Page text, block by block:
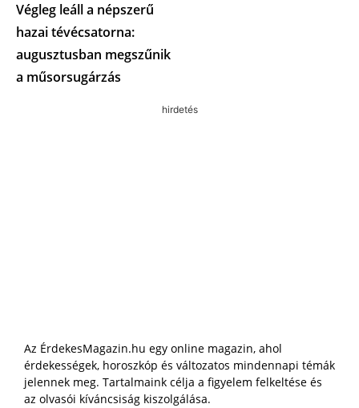
Végleg leáll a népszerű
hazai tévécsatorna:
augusztusban megszűnik
a műsorsugárzás
hirdetés
Az ÉrdekesMagazin.hu egy online magazin, ahol
érdekességek, horoszkóp és változatos mindennapi témák
jelennek meg. Tartalmaink célja a figyelem felkeltése és
az olvasói kíváncsiság kiszolgálása.